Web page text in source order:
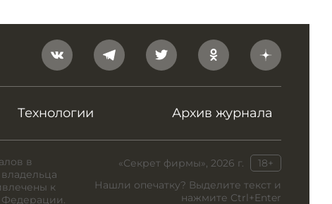
Технологии Архив журнала
«Секрет фирмы», 2026 г.
18+
Нашли опечатку? Выделите текст и
нажмите Ctrl+Enter
в
к
Федерации.